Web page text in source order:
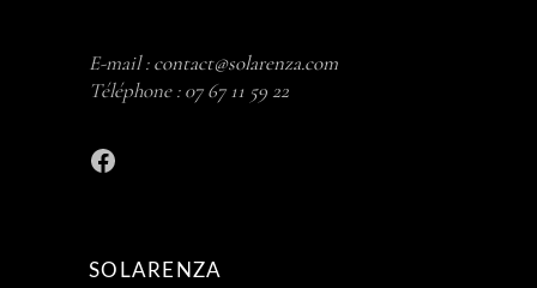
E-mail :contact@solarenza.com
Téléphone :07 67 11 59 22
Facebook
SOLARENZA